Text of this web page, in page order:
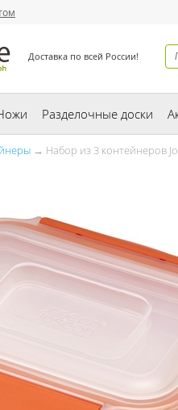
Доставка по всей России!
Разделочные доски
→ Набор из 3 контейнеров